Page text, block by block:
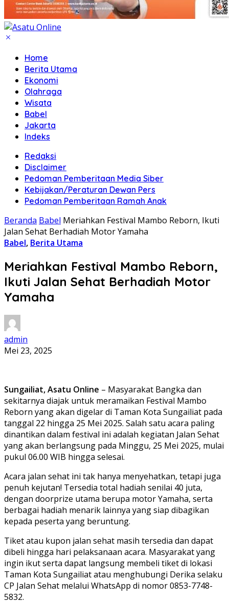
Home
Berita Utama
Ekonomi
Olahraga
Wisata
Babel
Jakarta
Indeks
Redaksi
Disclaimer
Pedoman Pemberitaan Media Siber
Kebijakan/Peraturan Dewan Pers
Pedoman Pemberitaan Ramah Anak
Beranda Babel Meriahkan Festival Mambo Reborn, Ikuti
Jalan Sehat Berhadiah Motor Yamaha
Babel, Berita Utama
Meriahkan Festival Mambo Reborn,
Ikuti Jalan Sehat Berhadiah Motor
Yamaha
admin
Mei 23, 2025
Sungailiat, Asatu Online – Masyarakat Bangka dan
sekitarnya diajak untuk meramaikan Festival Mambo
Reborn yang akan digelar di Taman Kota Sungailiat pada
tanggal 22 hingga 25 Mei 2025. Salah satu acara paling
dinantikan dalam festival ini adalah kegiatan Jalan Sehat
yang akan berlangsung pada Minggu, 25 Mei 2025, mulai
pukul 06.00 WIB hingga selesai.
Acara jalan sehat ini tak hanya menyehatkan, tetapi juga
penuh kejutan! Tersedia total hadiah senilai 40 juta,
dengan doorprize utama berupa motor Yamaha, serta
berbagai hadiah menarik lainnya yang siap dibagikan
kepada peserta yang beruntung.
Tiket atau kupon jalan sehat masih tersedia dan dapat
dibeli hingga hari pelaksanaan acara. Masyarakat yang
ingin ikut serta dapat langsung membeli tiket di lokasi
Taman Kota Sungailiat atau menghubungi Derika selaku
CP Jalan Sehat melalui WhatsApp di nomor 0853-7748-
5832.